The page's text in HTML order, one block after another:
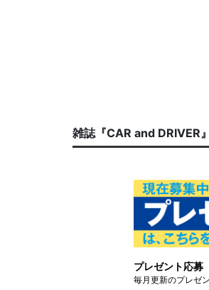
雑誌『CAR and DRIVER
プレゼント応募
毎月更新のプレゼ